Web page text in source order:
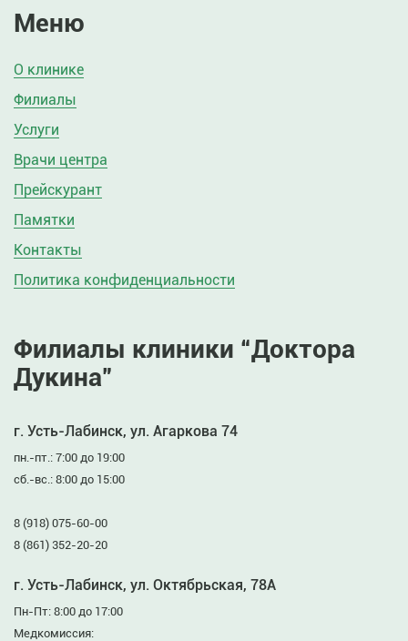
Меню
О клинике
Филиалы
Услуги
Врачи центра
Прейскурант
Памятки
Контакты
Политика конфиденциальности
Филиалы клиники “Доктора
Дукина”
г. Усть-Лабинск, ул. Агаркова 74
пн.-пт.: 7:00 до 19:00
сб.-вс.: 8:00 до 15:00
8 (918) 075-60-00
8 (861) 352-20-20
г. Усть-Лабинск, ул. Октябрьская, 78А
Пн-Пт: 8:00 до 17:00
Медкомиссия: